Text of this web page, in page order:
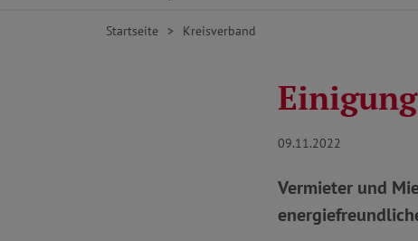
Startseite Kreisverband
09.11.2022
Vermieter und